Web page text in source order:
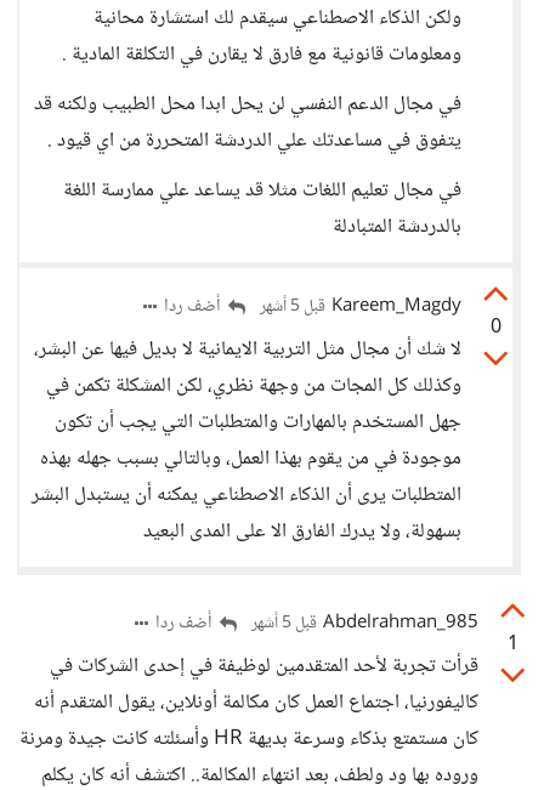
ولكن الذكاء الاصطناعي سيقدم لك استشارة محانية
ومعلومات قانونية مع فارق لا يقارن في التكلقة المادية .
في مجال الدعم النفسي لن يحل ابدا محل الطبيب ولكنه قد
يتفوق في مساعدتك علي الدردشة المتحررة من اي قيود .
في مجال تعليم اللغات مثلا قد يساعد علي ممارسة اللغة
بالدردشة المتبادلة
0
Kareem_Magdy قبل 5 أشهر أضف ردا
لا شك أن مجال مثل التربية الايمانية لا بديل فيها عن البشر،
وكذلك كل المجات من وجهة نظري، لكن المشكلة تكمن في
جهل المستخدم بالمهارات والمتطلبات التي يجب أن تكون
موجودة في من يقوم بهذا العمل، وبالتالي بسبب جهله بهذه
المتطلبات يرى أن الذكاء الاصطناعي يمكنه أن يستبدل البشر
بسهولة، ولا يدرك الفارق الا على المدى البعيد
1
Abdelrahman_985 قبل 5 أشهر أضف ردا
قرأت تجربة لأحد المتقدمين لوظيفة في إحدى الشركات في
كاليفورنيا، اجتماع العمل كان مكالمة أونلاين، يقول المتقدم أنه
كان مستمتع بذكاء وسرعة بديهة HR وأسئلته كانت جيدة ومرنة
وروده بها ود ولطف، بعد انتهاء المكالمة.. اكتشف أنه كان يكلم